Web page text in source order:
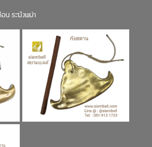
อน ระฆังพม่า